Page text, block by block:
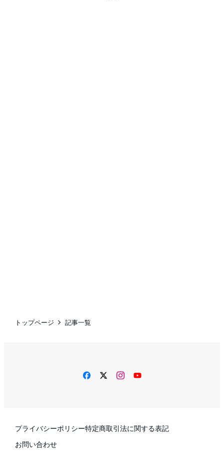
トップページ 記事一覧
facebooktwitterinstagram
YouTube
プライバシーポリシー特定商取引法に関する表記
お問い合わせ